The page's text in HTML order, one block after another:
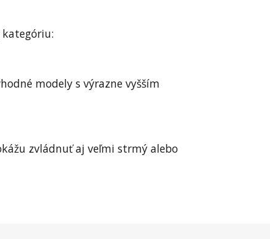
modely s výrazne vyšším
zvládnuť aj veľmi strmý alebo